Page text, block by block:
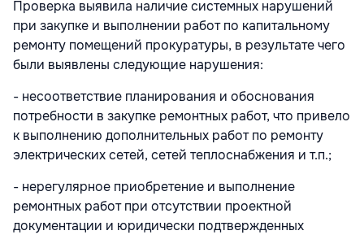
Проверка выявила наличие системных нарушений
при закупке и выполнении работ по капитальному
ремонту помещений прокуратуры, в результате чего
были выявлены следующие нарушения:
- несоответствие планирования и обоснования
потребности в закупке ремонтных работ, что привело
к выполнению дополнительных работ по ремонту
электрических сетей, сетей теплоснабжения и т.п.;
- нерегулярное приобретение и выполнение
ремонтных работ при отсутствии проектной
документации и юридически подтвержденных